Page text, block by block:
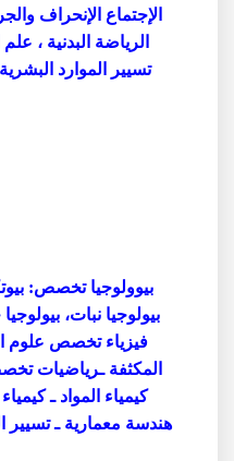
الإجتماع الإنحراف
الرياضة البدنية ،
تسيير الموارد
بيوولوجيا تخصص:
بيولوجيا نبات،
فيزياء تخصص علوم
المكثفة ـرياضيات
كيمياء المواد ـ
هندسة معمارية ـ تسيير